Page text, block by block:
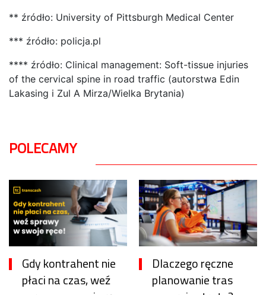
** źródło: University of Pittsburgh Medical Center
*** źródło: policja.pl
**** źródło: Clinical management: Soft-tissue injuries
of the cervical spine in road traffic (autorstwa Edin
Lakasing i Zul A Mirza/Wielka Brytania)
POLECAMY
Gdy kontrahent nie
płaci na czas, weź
Dlaczego ręczne
planowanie tras